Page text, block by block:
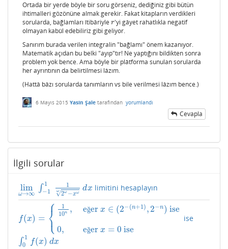
Ortada bir yerde böyle bir soru görseniz, dediğiniz gibi bütün
ihtimalleri gözönüne almak gerekir. Fakat kitapların verdikleri
sorularda, bağlamları îtibâriyle r
r'yi gâyet rahatlıkla negatif
olmayan kabûl edebiliriz gibi geliyor.
Sanırım burada verilen integralin "bağlamı" önem kazanıyor.
Matematik açıdan bu belki "ayıp"tır! Ne yaptığını bildikten sonra
problem yok bence. Ama böyle bir plâtforma sunulan sorularda
her ayrıntının da belirtilmesi lâzım.
(Hattâ bâzı sorularda tanımların vs bile verilmesi lâzım bence.)
6 Mayıs 2015 Yasin Şale tarafından yorumlandı
Cevapla
İlgili sorular
lim
ω→∞
∫ 1
−1
1
2ω −xω
√
ω dx
limω →∞∫ 1112ω−xωω dx
limitini hesaplayın
f(x) = ⎧
⎩
⎨
1
10n
,
0,
eğer x ∈ (2−(n+1 ) ,2−n) ise
eğer x = 0 ise
f(x)={ 110 n, eğer iseise
∫ 1
0
f(x) dx
∫01 (x)dx